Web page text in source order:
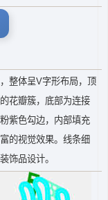
整体呈V字形布局，顶
花瓣簇，底部为连接
紫色勾边，内部填充
的视觉效果。线条细
饰品设计。